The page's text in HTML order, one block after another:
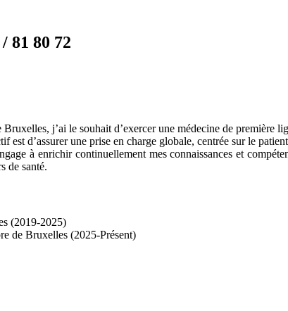
81 80 72
j’ai le souhait d’exercer une médecine de première
d’assurer une prise en charge globale, centrée sur le
à enrichir continuellement mes connaissances et
de santé.
(2019-2025)
de Bruxelles (2025-Présent)